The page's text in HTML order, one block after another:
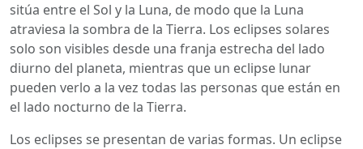
sitúa entre el Sol y la Luna, de modo que la Luna
atraviesa la sombra de la Tierra. Los eclipses solares
solo son visibles desde una franja estrecha del lado
diurno del planeta, mientras que un eclipse lunar
pueden verlo a la vez todas las personas que están en
el lado nocturno de la Tierra.
Los eclipses se presentan de varias formas. Un eclipse